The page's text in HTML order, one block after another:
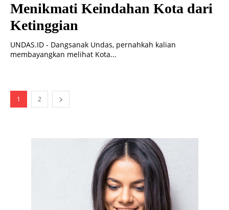
Menikmati Keindahan Kota dari
Ketinggian
UNDAS.ID - Dangsanak Undas, pernahkah kalian
membayangkan melihat Kota...
1 2